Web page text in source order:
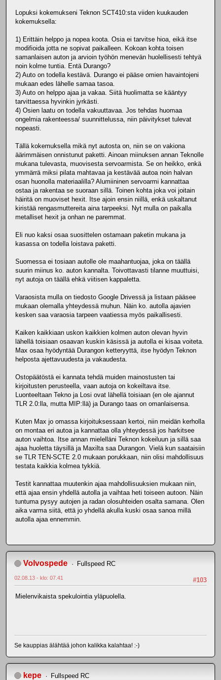
Lopuksi kokemukseni Teknon SCT410:sta viiden kuukauden
kokemuksella:
1) Erittäin helppo ja nopea koota. Osia ei tarvitse hioa, eikä itse
modifioida jotta ne sopivat paikalleen. Kokoan kohta toisen
samanlaisen auton ja arvioin työhön menevän huolellisesti tehtyä
noin kolme tuntia. Entä Durango?
2) Auto on todella kestävä. Durango ei pääse omien havaintojeni
mukaan edes lähelle samaa tasoa.
3) Auto on helppo ajaa ja vakaa. Siitä huolimatta se kääntyy
tarvittaessa hyvinkin jyrkästi.
4) Osien laatu on todella vakuuttavaa. Jos tehdas huomaa
ongelmia rakenteessa/ suunnittelussa, niin päivitykset tulevat
nopeasti.
Tällä kokemuksella mikä nyt autosta on, niin se on vakiona
äärimmäisen onnistunut paketti. Ainoan miinuksen annan Teknolle
mukana tulevasta, muovisesta servoarmista. Se on heikko, enkä
ymmärrä miksi pilata mahtavaa ja kestävää autoa noin halvan
osan huonolla materiaalilla? Alumiininen servoarmi kannattaa
ostaa ja rakentaa se suoraan sillä. Toinen kohta joka voi joitain
häiritä on muoviset hexit. Itse ajoin ensin niillä, enkä uskaltanut
kiristää rengasmuttereita aina tarpeeksi. Nyt mulla on paikalla
metalliset hexit ja onhan ne paremmat.
Eli nuo kaksi osaa suosittelen ostamaan paketin mukana ja
kasassa on todella loistava paketti.
Suomessa ei tosiaan autolle ole maahantuojaa, joka on täällä
suurin miinus ko. auton kannalta. Toivottavasti tilanne muuttuisi,
nyt autoja on täällä ehkä viitisen kappaletta.
Varaosista mulla on tiedosto Google Drivessä ja listaan pääsee
mukaan olemalla yhteydessä muhun. Näin ko. autolla ajavien
kesken saa varaosia tarpeen vaatiessa myös paikallisesti.
Kaiken kaikkiaan uskon kaikkien kolmen auton olevan hyvin
lähellä toisiaan osaavan kuskin käsissä ja autolla ei kisaa voiteta.
Max osaa hyödyntää Durangon ketteryyttä, itse hyödyn Teknon
helposta ajettavuudesta ja vakaudesta.
Ostopäätöstä ei kannata tehdä muiden mainostusten tai
kirjoitusten perusteella, vaan autoja on kokeiltava itse.
Luonteeltaan Tekno ja Losi ovat lähellä toisiaan (en ole ajannut
TLR 2.0:lla, mutta MIP:llä) ja Durango taas on omanlaisensa.
Kuten Max jo omassa kirjoituksessaan kertoi, niin meidän kerholla
on montaa eri autoa ja kannattaa olla yhteydessä jos harkitsee
auton vaihtoa. Itse annan mielelläni Teknon kokeiluun ja sillä saa
ajaa huoletta täysillä ja Maxilta saa Durangon. Vielä kun saataisiin
se TLR TEN-SCTE 2.0 mukaan porukkaan, niin olisi mahdollisuus
testata kaikkia kolmea tykkiä.
Testit kannattaa muutenkin ajaa mahdollisuuksien mukaan niin,
että ajaa ensin yhdellä autolla ja vaihtaa heti toiseen autoon. Näin
tuntuma pysyy autojen ja radan olosuhteiden osalta samana. Olen
aika varma siitä, että jo yhdellä akulla kuski osaa sanoa millä
autolla ajaa ennemmin.
Volvospede Fullspeed RC
#103
02.08.13 - klo: 07.41
Mielenvikaista spekulointia yläpuolella.
Se kauppias älähtää johon kalikka kalahtaa! :-)
kepe Fullspeed RC